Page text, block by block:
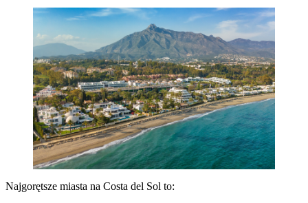
Najgorętsze miasta na Costa del Sol to: